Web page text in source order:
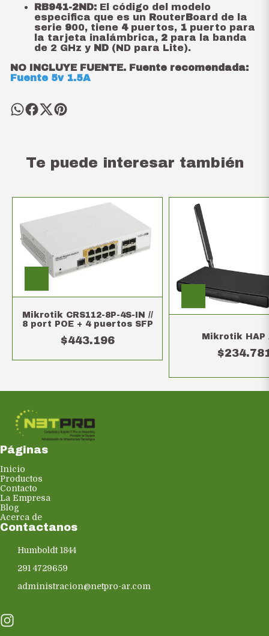
RB941-2ND:El código del modelo
especifica que es un RouterBoard de la
serie 900, tiene 4puertos, 1puerto para
la tarjeta inalámbrica, 2para la banda
de 2 GHz y ND(ND para Lite).
NO INCLUYE FUENTE. Fuente recomendada:
Fuente 5v 1.5A
Te puede interesar también
Mikrotik CRS112-8P-4S-IN //
8 port POE + 4 puertos SFP
$443.196 Mikrotik HAP
Páginas
Inicio
Productos
Contacto
La Empresa
Blog
Acerca de
Contactanos
Humboldt 1844
291 4729659
administracion@netpro-ar.com